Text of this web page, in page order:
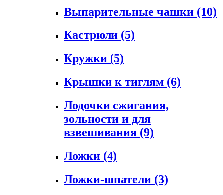
Выпарительные чашки (10)
Кастрюли (5)
Кружки (5)
Крышки к тиглям (6)
Лодочки сжигания,
зольности и для
взвешивания (9)
Ложки (4)
Ложки-шпатели (3)